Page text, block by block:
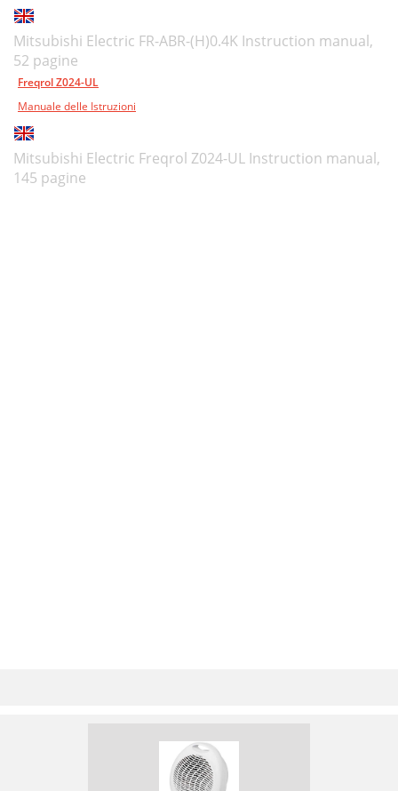
Mitsubishi Electric FR-ABR-(H)0.4K Instruction manual,
52 pagine
Freqrol Z024-UL
Manuale delle Istruzioni
Mitsubishi Electric Freqrol Z024-UL Instruction manual,
145 pagine